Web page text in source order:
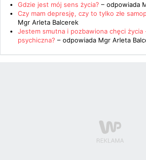
Gdzie jest mój sens życia? – odpowiada
Czy mam depresję, czy to tylko złe
Mgr Arleta Balcerek
Jestem smutna i pozbawiona chęci
psychiczna? – odpowiada Mgr Arleta